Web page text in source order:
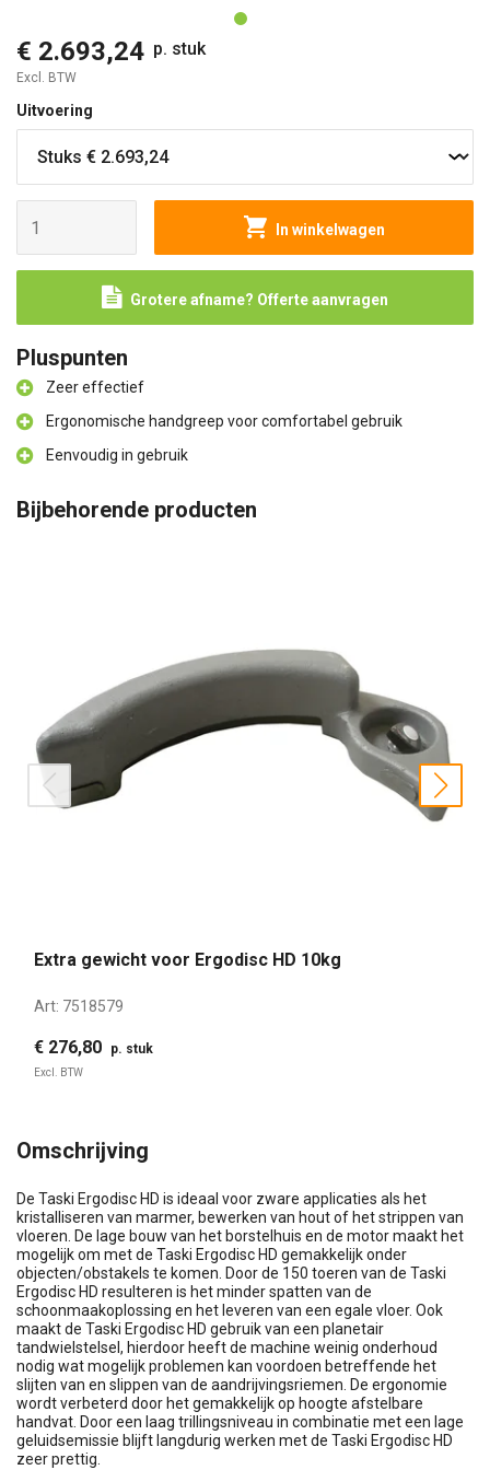
€ 2.693,24 p. stuk
Excl. BTW
Uitvoering
In winkelwagen
Grotere afname? Offerte aanvragen
Pluspunten
Zeer effectief
Ergonomische handgreep voor comfortabel gebruik
Eenvoudig in gebruik
Bijbehorende producten
Extra gewicht voor Ergodisc HD 10kg
Art: 7518579
€ 276,80 p. stuk
Excl. BTW
prev next
Omschrijving
De Taski Ergodisc HD is ideaal voor zware applicaties als het
kristalliseren van marmer, bewerken van hout of het strippen van
vloeren. De lage bouw van het borstelhuis en de motor maakt het
mogelijk om met de Taski Ergodisc HD gemakkelijk onder
objecten/obstakels te komen. Door de 150 toeren van de Taski
Ergodisc HD resulteren is het minder spatten van de
schoonmaakoplossing en het leveren van een egale vloer. Ook
maakt de Taski Ergodisc HD gebruik van een planetair
tandwielstelsel, hierdoor heeft de machine weinig onderhoud
nodig wat mogelijk problemen kan voordoen betreffende het
slijten van en slippen van de aandrijvingsriemen. De ergonomie
wordt verbeterd door het gemakkelijk op hoogte afstelbare
handvat. Door een laag trillingsniveau in combinatie met een lage
geluidsemissie blijft langdurig werken met de Taski Ergodisc HD
zeer prettig.